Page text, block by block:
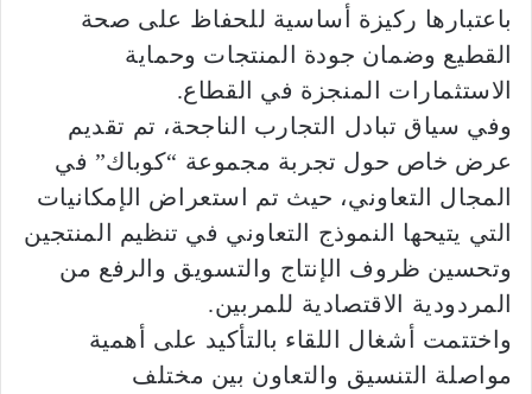
باعتبارها ركيزة أساسية للحفاظ على صحة
القطيع وضمان جودة المنتجات وحماية
الاستثمارات المنجزة في القطاع.
وفي سياق تبادل التجارب الناجحة، تم تقديم
عرض خاص حول تجربة مجموعة “كوباك” في
المجال التعاوني، حيث تم استعراض الإمكانيات
التي يتيحها النموذج التعاوني في تنظيم المنتجين
وتحسين ظروف الإنتاج والتسويق والرفع من
المردودية الاقتصادية للمربين.
واختتمت أشغال اللقاء بالتأكيد على أهمية
مواصلة التنسيق والتعاون بين مختلف